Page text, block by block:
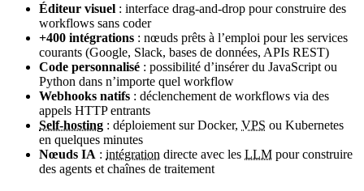
Éditeur visuel : interface drag-and-drop pour construire des
workflows sans coder
+400 intégrations : nœuds prêts à l’emploi pour les services
courants (Google, Slack, bases de données, APIs REST)
Code personnalisé : possibilité d’insérer du JavaScript ou
Python dans n’importe quel workflow
Webhooks natifs : déclenchement de workflows via des
appels HTTP entrants
Self-hosting : déploiement sur Docker, VPS ou Kubernetes
en quelques minutes
Nœuds IA : intégration directe avec les LLM pour construire
des agents et chaînes de traitement